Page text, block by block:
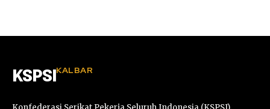
KSPSIKALBAR